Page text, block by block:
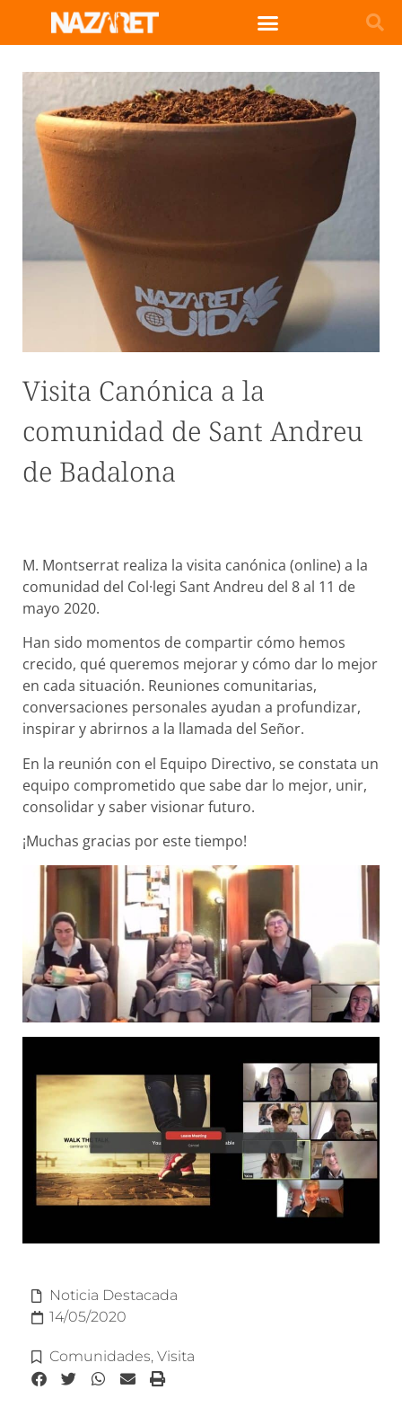
Visita Canónica a la
comunidad de Sant Andreu
de Badalona
M. Montserrat realiza la visita canónica (online) a la
comunidad del Col·legi Sant Andreu del 8 al 11 de
mayo 2020.
Han sido momentos de compartir cómo hemos
crecido, qué queremos mejorar y cómo dar lo mejor
en cada situación. Reuniones comunitarias,
conversaciones personales ayudan a profundizar,
inspirar y abrirnos a la llamada del Señor.
En la reunión con el Equipo Directivo, se constata un
equipo comprometido que sabe dar lo mejor, unir,
consolidar y saber visionar futuro.
¡Muchas gracias por este tiempo!
Noticia Destacada
14/05/2020
Comunidades, Visita